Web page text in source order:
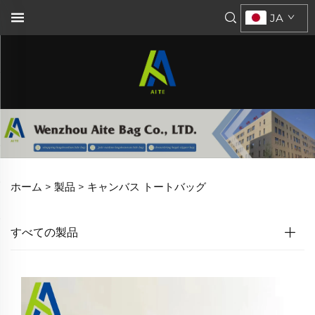
JA
ホーム > 製品 > キャンバス トートバッグ
すべての製品